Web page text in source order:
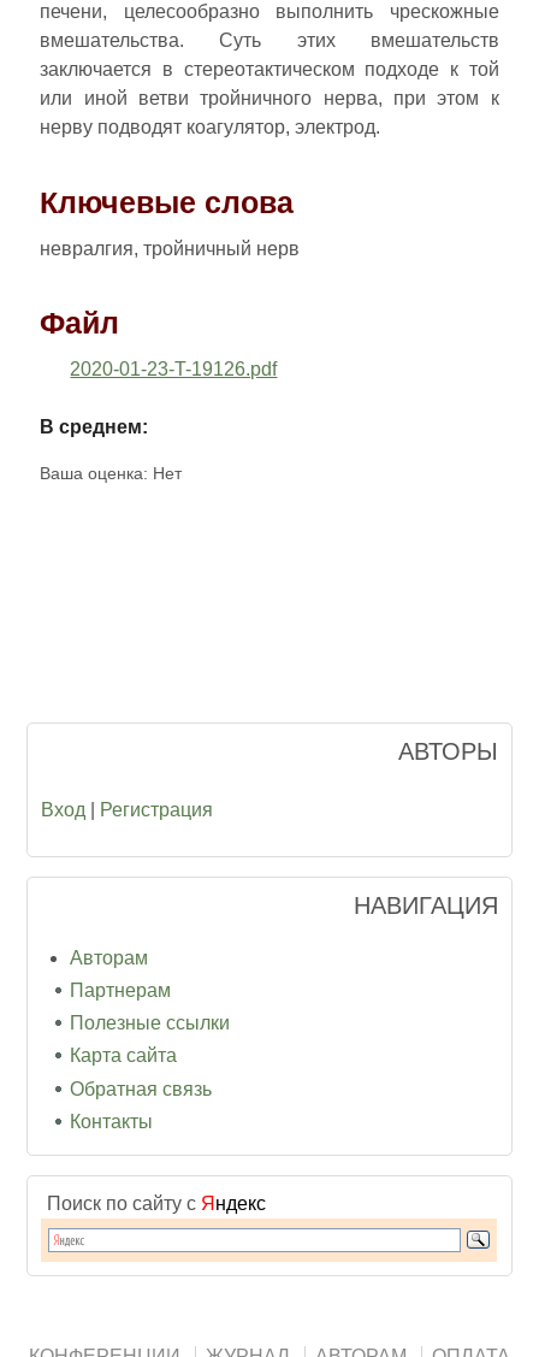
печени, целесообразно выполнить чрескожные
вмешательства. Суть этих вмешательств
заключается в стереотактическом подходе к той
или иной ветви тройничного нерва, при этом к
нерву подводят коагулятор, электрод.
Ключевые слова
невралгия, тройничный нерв
Файл
2020-01-23-T-19126.pdf
В среднем:
Ваша оценка: Нет
АВТОРЫ
Вход Регистрация
НАВИГАЦИЯ
Авторам
Партнерам
Полезные ссылки
Карта сайта
Обратная связь
Контакты
Поиск по сайту с Я ндекс